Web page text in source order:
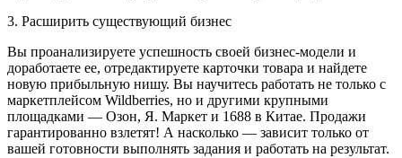
3. Расширить существующий бизнес
Вы проанализируете успешность своей бизнес-модели и
доработаете ее, отредактируете карточки товара и найдете
новую прибыльную нишу. Вы научитесь работать не только с
маркетплейсом Wildberries, но и другими крупными
площадками — Озон, Я. Маркет и 1688 в Китае. Продажи
гарантированно взлетят! А насколько — зависит только от
вашей готовности выполнять задания и работать на результат.